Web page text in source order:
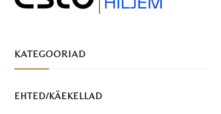
KATEGOORIAD
EHTED/KÄEKELLAD